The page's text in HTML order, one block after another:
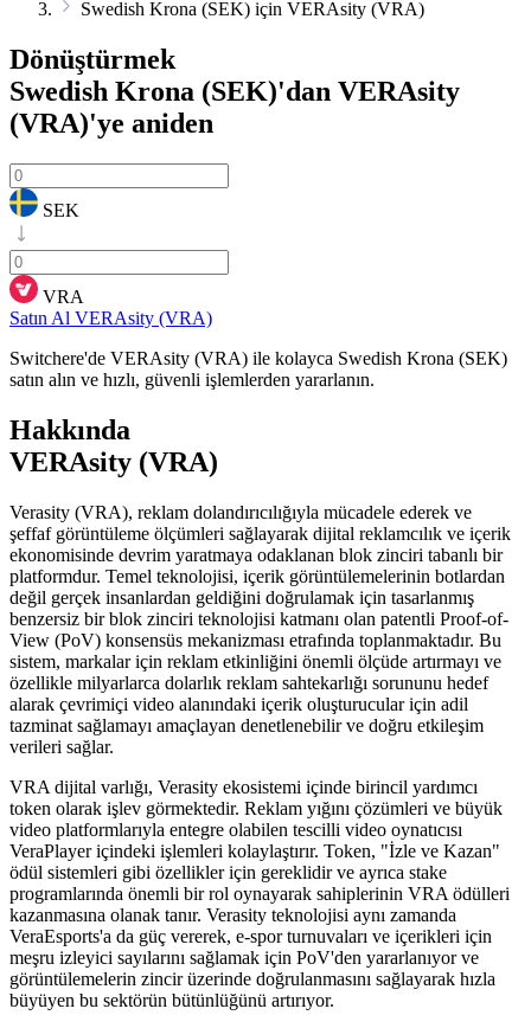
Swedish Krona (SEK) için VERAsity (VRA)
Dönüştürmek
Swedish Krona (SEK)'dan VERAsity
(VRA)'ye aniden
SEK
VRA
Satın Al VERAsity (VRA)
Switchere'de VERAsity (VRA) ile kolayca Swedish Krona (SEK)
satın alın ve hızlı, güvenli işlemlerden yararlanın.
Hakkında
VERAsity (VRA)
Verasity (VRA), reklam dolandırıcılığıyla mücadele ederek ve
şeffaf görüntüleme ölçümleri sağlayarak dijital reklamcılık ve içerik
ekonomisinde devrim yaratmaya odaklanan blok zinciri tabanlı bir
platformdur. Temel teknolojisi, içerik görüntülemelerinin botlardan
değil gerçek insanlardan geldiğini doğrulamak için tasarlanmış
benzersiz bir blok zinciri teknolojisi katmanı olan patentli Proof-of-
View (PoV) konsensüs mekanizması etrafında toplanmaktadır. Bu
sistem, markalar için reklam etkinliğini önemli ölçüde artırmayı ve
özellikle milyarlarca dolarlık reklam sahtekarlığı sorununu hedef
alarak çevrimiçi video alanındaki içerik oluşturucular için adil
tazminat sağlamayı amaçlayan denetlenebilir ve doğru etkileşim
verileri sağlar.
VRA dijital varlığı, Verasity ekosistemi içinde birincil yardımcı
token olarak işlev görmektedir. Reklam yığını çözümleri ve büyük
video platformlarıyla entegre olabilen tescilli video oynatıcısı
VeraPlayer içindeki işlemleri kolaylaştırır. Token, "İzle ve Kazan"
ödül sistemleri gibi özellikler için gereklidir ve ayrıca stake
programlarında önemli bir rol oynayarak sahiplerinin VRA ödülleri
kazanmasına olanak tanır. Verasity teknolojisi aynı zamanda
VeraEsports'a da güç vererek, e-spor turnuvaları ve içerikleri için
meşru izleyici sayılarını sağlamak için PoV'den yararlanıyor ve
görüntülemelerin zincir üzerinde doğrulanmasını sağlayarak hızla
büyüyen bu sektörün bütünlüğünü artırıyor.